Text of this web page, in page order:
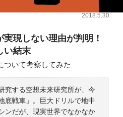
2018.5.30
現しない理由が判明！
い結末
ついて考察してみた
究する空想未来研究所が、今
底戦車」。巨大ドリルで地中
ンだが、現実世界でなかなか